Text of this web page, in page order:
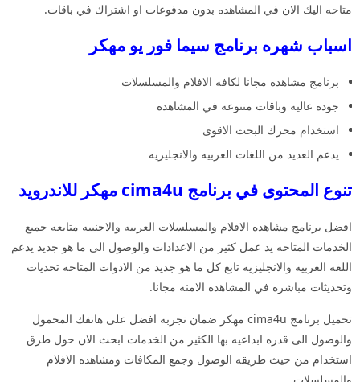
متاحه اليك الان في المشاهده بدون مدفوعات او اشتراك في باقات.
اسباب شهره برنامج سيما فور يو مهكر
برنامج مشاهده مجانا لكافه الافلام والمسلسلات
جوده عاليه وباقات متنوعه في المشاهده
استخدام محرك البحث الاقوى
يدعم العديد من اللغات العربيه والانجليزيه
تنوع المحتوى في برنامج cima4u مهكر للاندرويد
افضل برنامج مشاهده الافلام والمسلسلات العربيه والاجنبيه متابعه جميع
الخدمات المتاحه يد عمل كثير من الاعدادات والوصول الى ما هو جديد يدعم
اللغه العربيه والانجليزيه تابع كل ما هو جديد من الادوات المتاحه تحديات
وتحديثات مباشره في المشاهده الامنه مجانا.
تحميل برنامج cima4u مهكر ضمان تجربه افضل على هاتفك المحمول
والوصول الى قدره ابداعيه بها الكثير من الخدمات ابحث الان حول طرق
استخدام من حيث طريقه الوصول وجمع المكافات ومشاهده الافلام
والمسلسلات.